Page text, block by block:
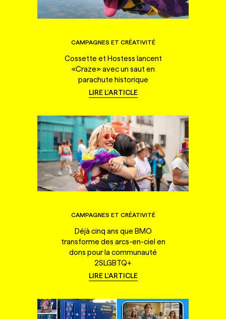
CAMPAGNES ET CRÉATIVITÉ
Cossette et Hostess lancent
«Craze» avec un saut en
parachute historique
LIRE L'ARTICLE
CAMPAGNES ET CRÉATIVITÉ
Déjà cinq ans que BMO
transforme des arcs-en-ciel en
dons pour la communauté
2SLGBTQ+
LIRE L'ARTICLE